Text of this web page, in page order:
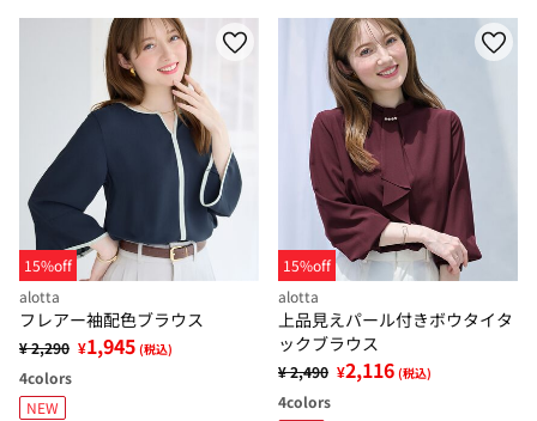
15%off
alotta
フレアー袖配色ブラウス
¥ 2,290 ¥1,945 (税込)
4colors
NEW
15%off
alotta
上品見えパール付きボウタイタ
ックブラウス
¥ 2,490 ¥2,116 (税込)
4colors